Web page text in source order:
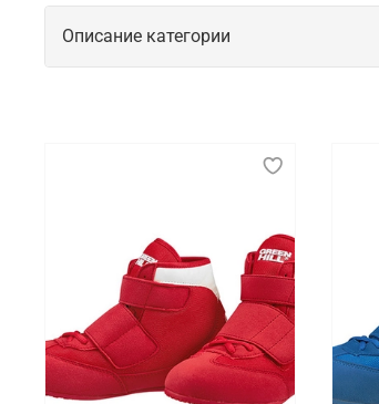
Описание категории
гибкостью и прочной подошвой,
Существуют разные виды
подошву для максимальной
предлагаются более мягкие и
Где заказать борцовки для